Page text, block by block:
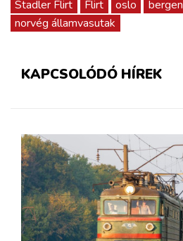
Stadler Flirt
Flirt oslo bergen
norvég államvasutak
KAPCSOLÓDÓ HÍREK